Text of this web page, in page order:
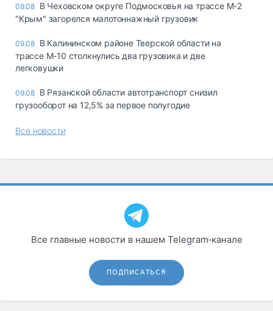
09.08 В Чеховском округе Подмосковья на трассе М-2
"Крым" загорелся малотоннажный грузовик
09.08 В Калининском районе Тверской области на
трассе М-10 столкнулись два грузовика и две
легковушки
09.08 В Рязанской области автотранспорт снизил
грузооборот на 12,5% за первое полугодие
Все новости
Все главные новости в нашем Telegram‑канале
ПОДПИСАТЬСЯ